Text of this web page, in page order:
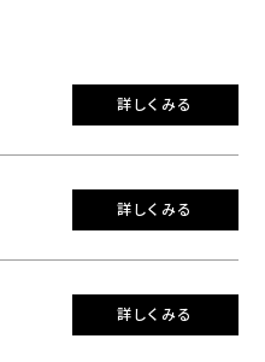
詳しくみる
詳しくみる
詳しくみる